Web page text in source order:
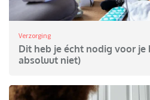
Verzorging
Dit heb je écht nodig voor je
absoluut niet)